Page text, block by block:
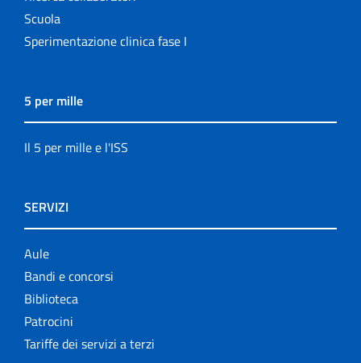
Scuola
Sperimentazione clinica fase I
5 per mille
Il 5 per mille e l'ISS
SERVIZI
Aule
Bandi e concorsi
Biblioteca
Patrocini
Tariffe dei servizi a terzi